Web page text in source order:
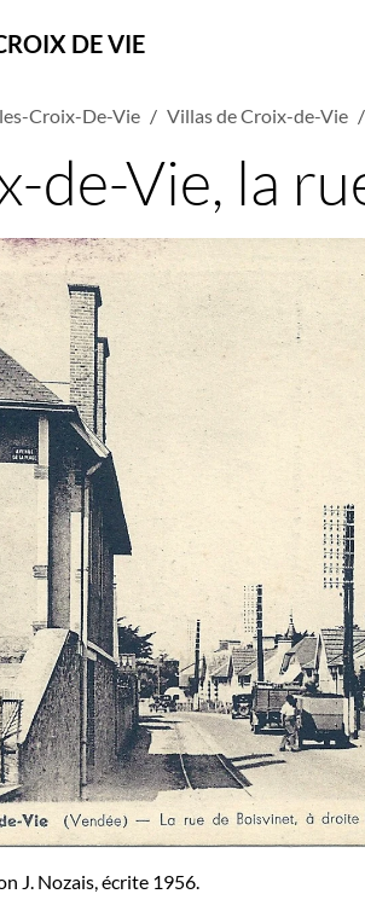
DE VIE
Croix-De-Vie Villas de Croix-de-Vie
de-Vie, la
J. Nozais, écrite 1956.